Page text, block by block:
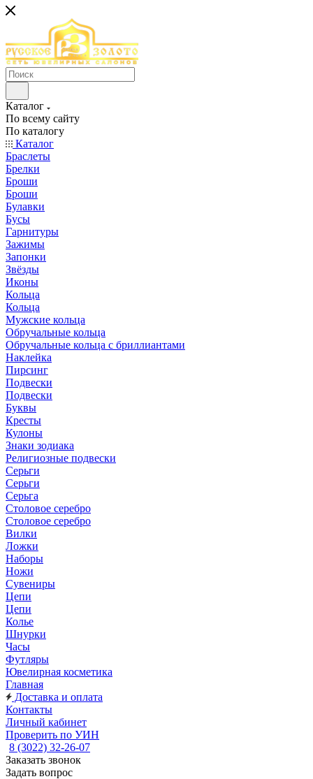
Каталог
По всему сайту
По каталогу
Каталог
Браслеты
Брелки
Броши
Броши
Булавки
Бусы
Гарнитуры
Зажимы
Запонки
Звёзды
Иконы
Кольца
Кольца
Мужские кольца
Обручальные кольца
Обручальные кольца с бриллиантами
Наклейка
Пирсинг
Подвески
Подвески
Буквы
Кресты
Кулоны
Знаки зодиака
Религиозные подвески
Серьги
Серьги
Серьга
Столовое серебро
Столовое серебро
Вилки
Ложки
Наборы
Ножи
Сувениры
Цепи
Цепи
Колье
Шнурки
Часы
Футляры
Ювелирная косметика
Главная
Доставка и оплата
Контакты
Личный кабинет
Проверить по УИН
8 (3022) 32-26-07
Заказать звонок
Задать вопрос